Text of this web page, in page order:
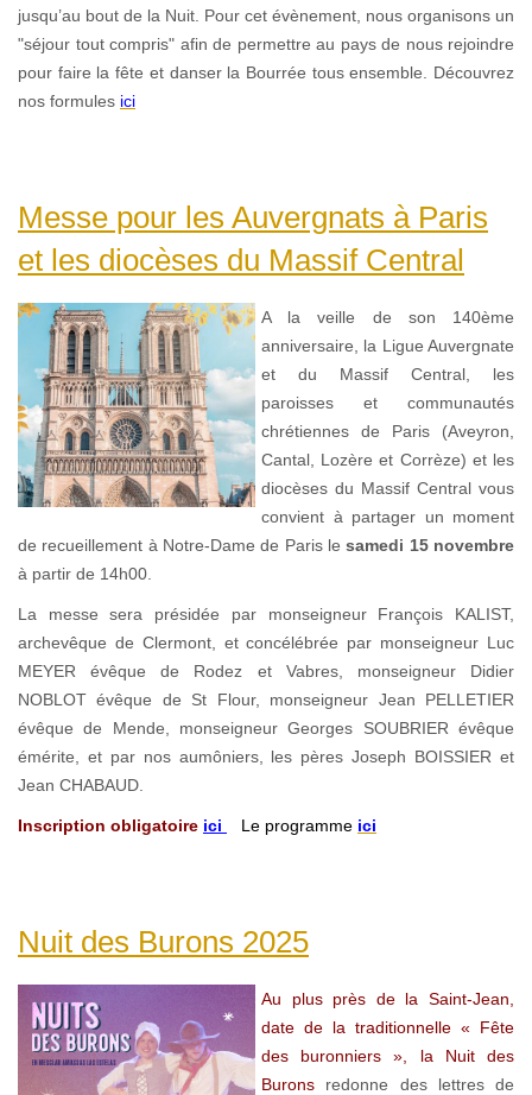
jusqu’au bout de la Nuit. Pour cet évènement, nous organisons un
"séjour tout compris" afin de permettre au pays de nous rejoindre
pour faire la fête et danser la Bourrée tous ensemble. Découvrez
nos formules ici
Messe pour les Auvergnats à Paris
et les diocèses du Massif Central
A la veille de son 140ème
anniversaire, la Ligue Auvergnate
et du Massif Central, les
paroisses et communautés
chrétiennes de Paris (Aveyron,
Cantal, Lozère et Corrèze) et les
diocèses du Massif Central vous
convient à partager un moment
de recueillement à Notre-Dame de Paris le samedi 15 novembre
à partir de 14h00.
La messe sera présidée par monseigneur François KALIST,
archevêque de Clermont, et concélébrée par monseigneur Luc
MEYER évêque de Rodez et Vabres, monseigneur Didier
NOBLOT évêque de St Flour, monseigneur Jean PELLETIER
évêque de Mende, monseigneur Georges SOUBRIER évêque
émérite, et par nos aumôniers, les pères Joseph BOISSIER et
Jean CHABAUD.
Inscription obligatoire ici Le programme ici
Nuit des Burons 2025
Au plus près de la Saint-Jean,
date de la traditionnelle « Fête
des buronniers », la Nuit des
Burons redonne des lettres de